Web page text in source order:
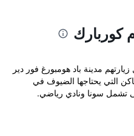
كوربارك
زيارتهم مدينة باد هومبورغ فور دير
التي يحتاجها الضيوف في
تشمل سونا ونادي رياضي.